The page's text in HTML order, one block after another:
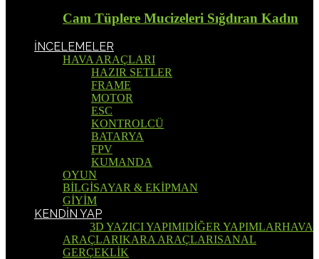
Cam Tüplere Mucizeleri Sığdıran Kadın
İNCELEMELER
HAVA ARAÇLARI
HAZIR SETLER
FRAME
MOTOR
ESC
KONTROLCÜ
BATARYA
FPV
KUMANDA
OYUN
BİLGİSAYAR & EKİPMAN
GİYİM
KENDİN YAP
3D YAZICI YAPIMIDİĞER YAPIMLARHAVA
ARAÇLARIKARA ARAÇLARISANAL
GERÇEKLİK